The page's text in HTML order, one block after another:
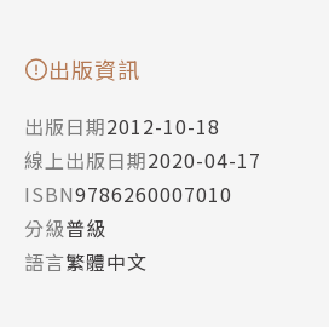
出版資訊
出版日期2012-10-18
線上出版日期2020-04-17
ISBN9786260007010
分級普級
語言繁體中文